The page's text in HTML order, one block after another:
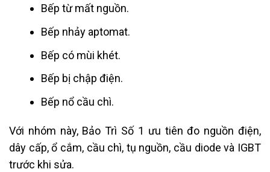
Bếp từ mất nguồn.
Bếp nhảy aptomat.
Bếp có mùi khét.
Bếp bị chập điện.
Bếp nổ cầu chì.
Với nhóm này, Bảo Trì Số 1 ưu tiên đo nguồn điện,
dây cấp, ổ cắm, cầu chì, tụ nguồn, cầu diode và IGBT
trước khi sửa.